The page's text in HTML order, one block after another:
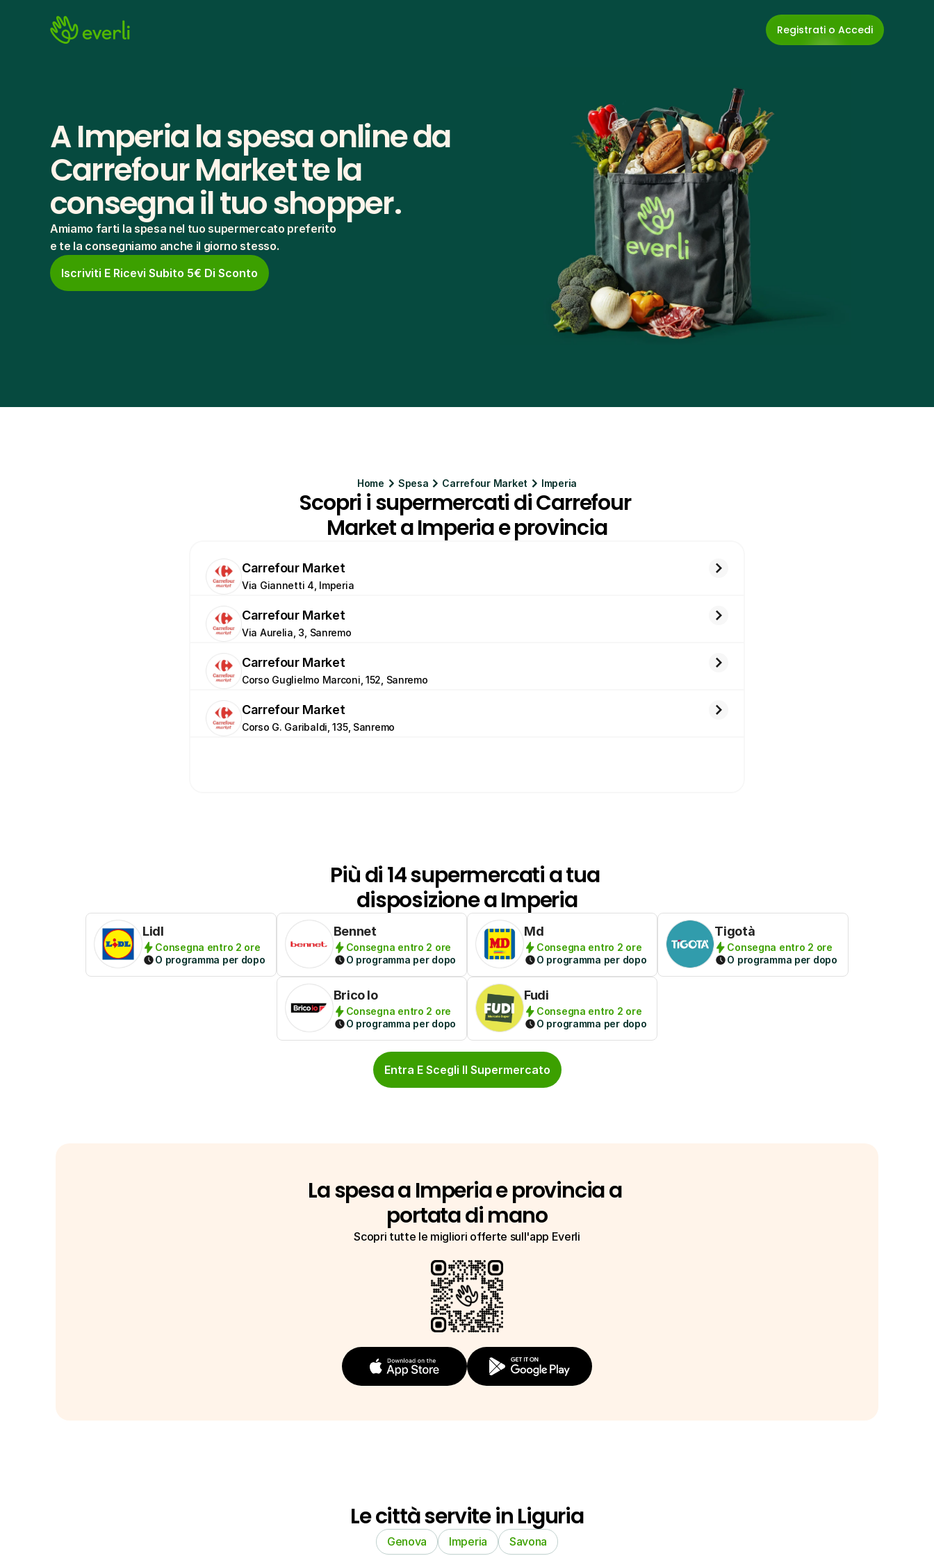
Registrati o Accedi
A Imperia la spesa online da
Carrefour Market te la
consegna il tuo shopper.
Amiamo farti la spesa nel tuo supermercato preferito
e te la consegniamo anche il giorno stesso.
Iscriviti E Ricevi Subito 5€ Di Sconto
Home Spesa Carrefour Market Imperia
Scopri i supermercati di Carrefour
Market a Imperia e provincia
Carrefour Market
Via Giannetti 4, Imperia
Carrefour Market
Via Aurelia, 3, Sanremo
Carrefour Market
Corso Guglielmo Marconi, 152, Sanremo
Carrefour Market
Corso G. Garibaldi, 135, Sanremo
Più di 14 supermercati a tua
disposizione a Imperia
Lidl
Consegna entro 2 ore
O programma per dopo
Bennet
Consegna entro 2 ore
O programma per dopo
Md
Consegna entro 2 ore
O programma per dopo
Tigotà
Consegna entro 2 ore
O programma per dopo
Brico Io
Consegna entro 2 ore
O programma per dopo
Fudi
Consegna entro 2 ore
O programma per dopo
Entra E Scegli Il Supermercato
La spesa a Imperia e provincia a
portata di mano
Scopri tutte le migliori offerte sull'app Everli
Le città servite in Liguria
Genova Imperia Savona